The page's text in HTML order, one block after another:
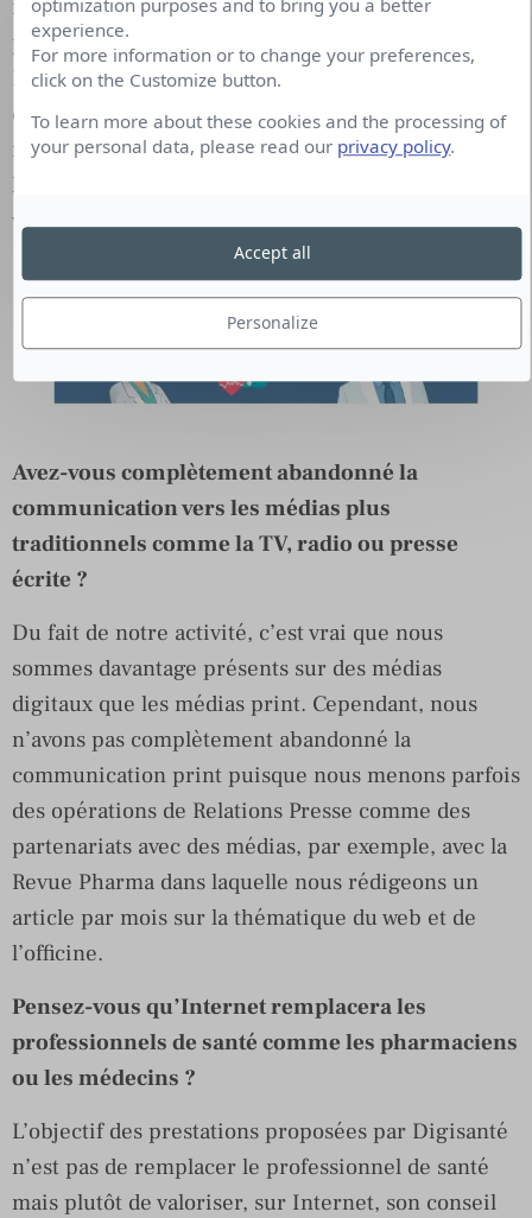
réseau social un objectif et donc une cible
prioritaire. Par exemple, notre communication sur
Facebook est dédiée aux pharmaciens. Notre
communication sur les réseaux pro cible les
responsables digitaux et communication des
laboratoires. Notre Pinterest est notre outil de
veille en image du secteur de la e-santé.
Avez-vous complètement abandonné la
communication vers les médias plus
traditionnels comme la TV, radio ou presse
écrite ?
Du fait de notre activité, c’est vrai que nous
sommes davantage présents sur des médias
digitaux que les médias print. Cependant, nous
n’avons pas complètement abandonné la
communication print puisque nous menons parfois
des opérations de Relations Presse comme des
partenariats avec des médias, par exemple, avec la
Revue Pharma dans laquelle nous rédigeons un
article par mois sur la thématique du web et de
l’officine.
Pensez-vous qu’Internet remplacera les
professionnels de santé comme les pharmaciens
ou les médecins ?
L’objectif des prestations proposées par Digisanté
n’est pas de remplacer le professionnel de santé
mais plutôt de valoriser, sur Internet, son conseil
experience.
For more information or to change your preferences,
click on the Customize button.
To learn more about these cookies and the processing of
your personal data, please read our privacy policy.
Personalize
Accept all